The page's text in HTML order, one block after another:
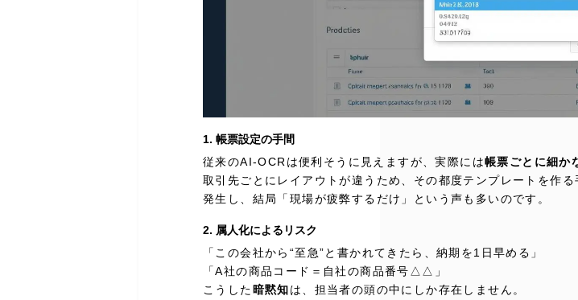
1. 帳票設定の手間
従来のAI-OCRは便利そうに見えますが、実際には帳票ごとに細か
取引先ごとにレイアウトが違うため、その都度テンプレートを作
発生し、結局「現場が疲弊するだけ」という声も多いのです。
2. 属人化によるリスク
「この会社から“至急”と書かれてきたら、納期を1日早める」
「A社の商品コード＝自社の商品番号△△」
こうした 暗黙知は、担当者の頭の中にしか存在しません。